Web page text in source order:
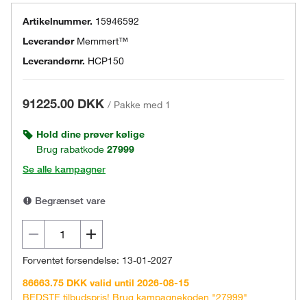
Artikelnummer. 15946592
Leverandør Memmert™
Leverandørnr. HCP150
91225.00 DKK / Pakke med 1
Hold dine prøver kølige
Brug rabatkode 27999
Se alle kampagner
Begrænset vare
Forventet forsendelse: 13-01-2027
86663.75 DKK valid until 2026-08-15
BEDSTE tilbudspris! Brug kampagnekoden "27999"